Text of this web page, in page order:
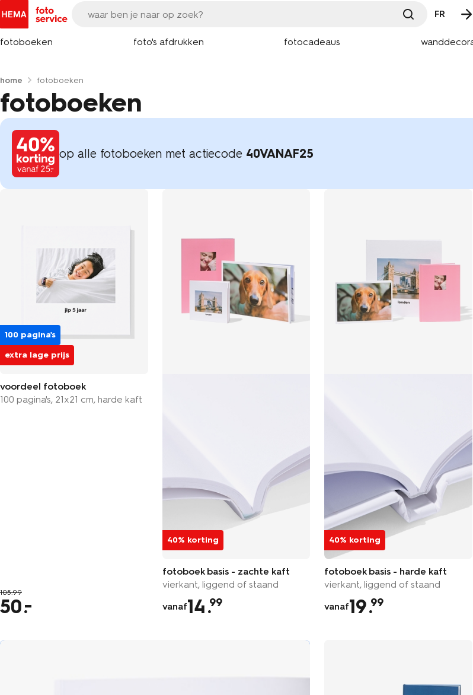
FR
fotoboeken foto's afdrukken fotocadeaus
home fotoboeken
fotoboeken
op alle fotoboeken met actiecode 40VANAF25
100 pagina's
extra lage prijs
voordeel fotoboek
100 pagina's, 21x21 cm, harde kaft
105.99
50
40% korting
fotoboek basis - zachte kaft
vierkant, liggend of staand
vanaf14.99
40% korting
fotoboek basis - harde kaft
vierkant, liggend of staand
vanaf19.99